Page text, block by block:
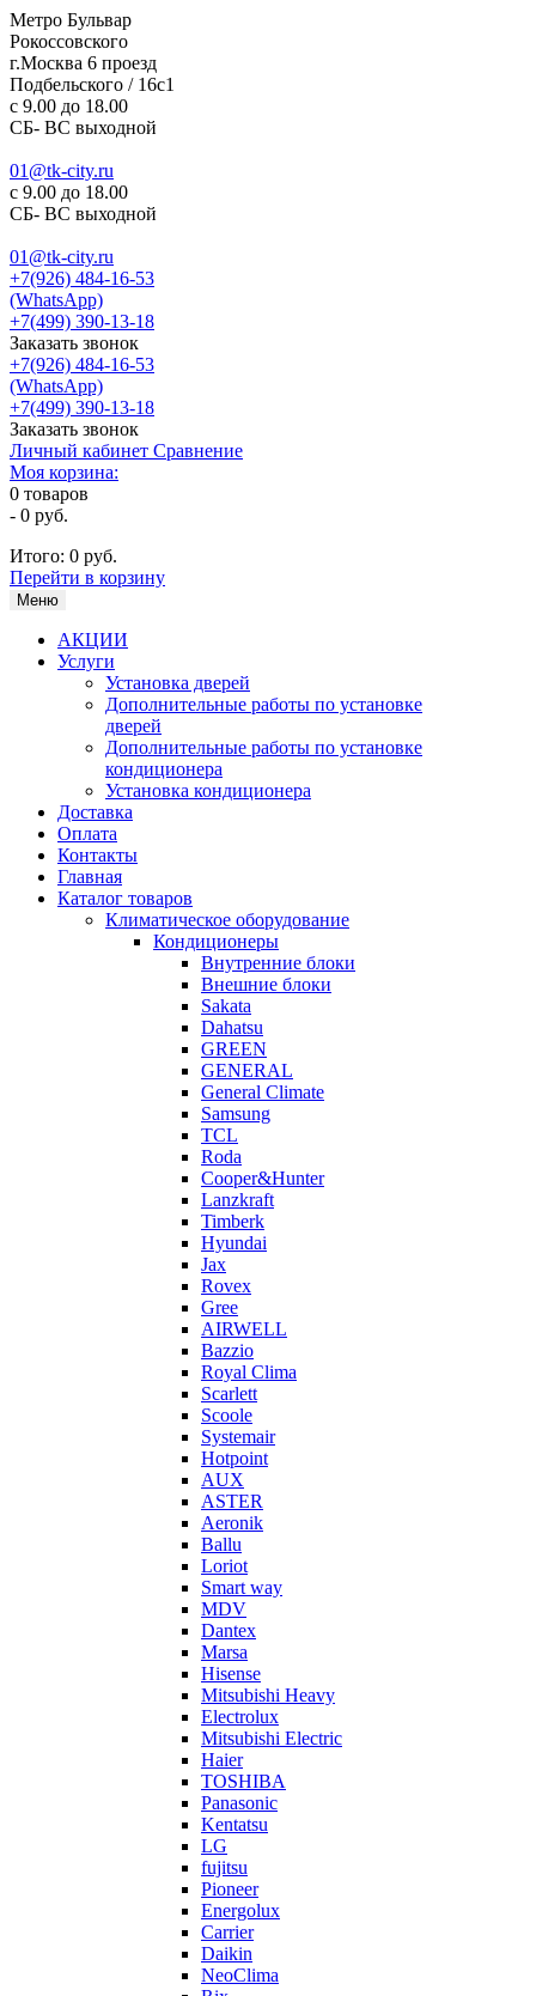
Метро Бульвар
Рокоссовского
г.Москва 6 проезд
Подбельского / 16с1
c 9.00 до 18.00
СБ- ВС выходной
01@tk-city.ru
c 9.00 до 18.00
СБ- ВС выходной
01@tk-city.ru
+7(926) 484-16-53
(WhatsApp)
+7(499) 390-13-18
Заказать звонок
+7(926) 484-16-53
(WhatsApp)
+7(499) 390-13-18
Заказать звонок
Личный кабинет Сравнение
Моя корзина:
0 товаров
- 0 руб.
Итого: 0 руб.
Перейти в корзину
Меню
АКЦИИ
Услуги
Установка дверей
Дополнительные работы по установке
дверей
Дополнительные работы по установке
кондиционера
Установка кондиционера
Доставка
Оплата
Контакты
Главная
Каталог товаров
Климатическое оборудование
Кондиционеры
Внутренние блоки
Внешние блоки
Sakata
Dahatsu
GREEN
GENERAL
General Climate
Samsung
TCL
Roda
Cooper&Hunter
Lanzkraft
Timberk
Hyundai
Jax
Rovex
Gree
AIRWELL
Bazzio
Royal Clima
Scarlett
Scoole
Systemair
Hotpoint
AUX
ASTER
Aeronik
Ballu
Loriot
Smart way
MDV
Dantex
Marsa
Hisense
Mitsubishi Heavy
Electrolux
Mitsubishi Electric
Haier
TOSHIBA
Panasonic
Kentatsu
LG
fujitsu
Pioneer
Energolux
Carrier
Daikin
NeoClima